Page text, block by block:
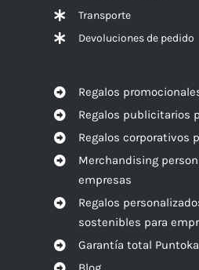
Transporte
Devoluciones de pedido
Regalos
Regalos publicitarios
Regalos corporativos
Merchandising
empresas
Regalos
sostenibles para
Garantía total